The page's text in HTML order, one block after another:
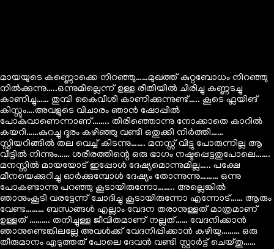
മായയുടെ കണ്ണൊക്കെ നിറഞ്ഞു……മുഖത്ത് കുറ്റബോധം നിറഞ്ഞു
നിൽക്കുന്നു…..ഒന്നുമില്ലെന്ന് ഉള്ള രീതിയിൽ ചിരിച്ചു കണ്ണടച്ചു
കാണിച്ചു…… തുമ്പി കൈവീശി കാണിക്കുന്നുണ്ട്….. കൂടെ ഫ്ലയിങ്
കിസ്സും….അവളുടെ വിചാരം ഞാൻ ഷോപ്പിൽ
പോകുവാണെന്നാണ്…….. തിരിഞ്ഞൊന്നു നോക്കാതെ കാറിൽ
കയറി……കുറച്ചു ദൂരം കഴിഞ്ഞു വണ്ടി ഒതുക്കി നിർത്തി……
സ്റ്റിയറിങ്ങിൽ തല വെച്ച് കിടന്നു……. മനസ്സ് വിട്ടു പോരുന്നില്ല ആ
വീട്ടിൽ നിന്നും…… ശരീരത്തിന്റെ ഒരു ഭാഗം നഷ്ടപ്പെട്ടതുപോലെ…….
മനസ്സിൽ മായയോട് ഇപ്പോൾ ദേഷ്യമൊന്നുമില്ല….. പക്ഷേ
മീനയെക്കുറിച്ചു ഓർക്കുമ്പോൾ ദേഷ്യം തോന്നുന്നു……… ഒന്നു
പോകണ്ടാന്നു പറഞ്ഞു കൂടായിരുന്നോ…….. അല്ലെങ്കിൽ
ഞാനുംകൂടി വരട്ടേന്ന് ചോദിച്ചു കൂടായിരുന്നോ എന്നോട്…… ആരും
വേണ്ട……… ബന്ധങ്ങൾ എല്ലാം വേദന തരാനുള്ളത് മാത്രമാണ്
ഉള്ളത് ………. തനിച്ചുള്ള ജീവിതമാണ് നല്ലത്…… വേദനിക്കാൻ
ഞാനുണ്ടെങ്കിലല്ലേ അവൾക്ക് വേദനിപ്പിക്കാൻ കഴിയു……… ഒരു
തീരുമാനം എടുത്തത് പോലെ ദേവൻ വണ്ടി സ്റ്റാർട്ട്‌ ചെയ്തു……